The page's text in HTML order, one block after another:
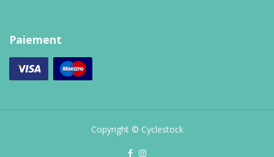
Paiement
Copyright © Cyclestock